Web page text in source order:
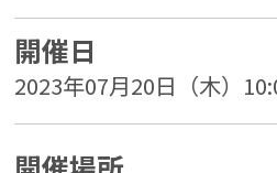
開催日
2023年07月20日（木）